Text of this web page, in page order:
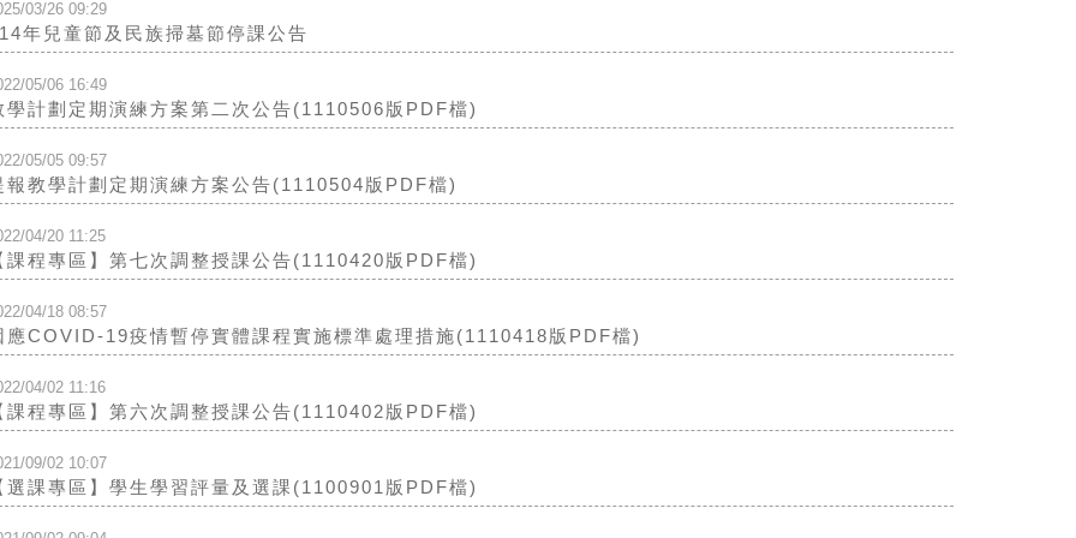
03/26 09:29
年兒童節及民族掃墓節停課公告
05/06 16:49
學計劃定期演練方案第二次公告(1110506版PDF檔)
05/05 09:57
報教學計劃定期演練方案公告(1110504版PDF檔)
04/20 11:25
課程專區】第七次調整授課公告(1110420版PDF檔)
04/18 08:57
應COVID-19疫情暫停實體課程實施標準處理措施(1110418版PDF檔)
04/02 11:16
課程專區】第六次調整授課公告(1110402版PDF檔)
09/02 10:07
選課專區】學生學習評量及選課(1100901版PDF檔)